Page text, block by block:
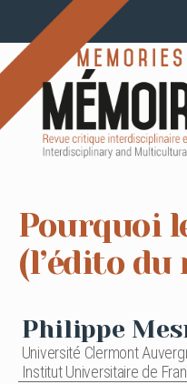
Pourquoi
(l’édito du
Philippe
Université Clermont
Institut Universitaire de